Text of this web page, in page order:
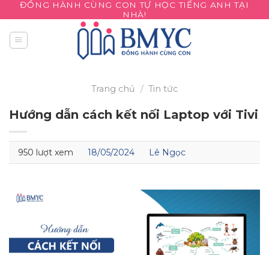
to
content
ĐỒNG HÀNH CÙNG CON TỰ HỌC TIẾNG ANH TẠI
NHÀ!
Trang chủ / Tin tức
Hướng dẫn cách kết nối Laptop với Tivi
950 lượt xem 18/05/2024 Lê Ngọc